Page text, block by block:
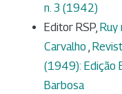
n. 3 (1942)
Editor RSP, Ruy
Carvalho ,
(1949): Edição
Barbosa